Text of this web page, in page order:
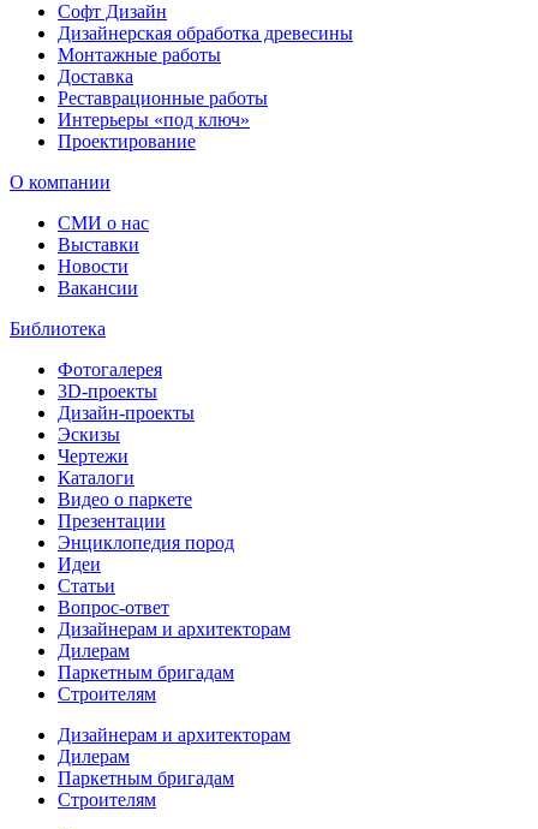
Софт Дизайн
Дизайнерская обработка древесины
Монтажные работы
Доставка
Реставрационные работы
Интерьеры «под ключ»
Проектирование
О компании
СМИ о нас
Выставки
Новости
Вакансии
Библиотека
Фотогалерея
3D-проекты
Дизайн-проекты
Эскизы
Чертежи
Каталоги
Видео о паркете
Презентации
Энциклопедия пород
Идеи
Статьи
Вопрос-ответ
Дизайнерам и архитекторам
Дилерам
Паркетным бригадам
Строителям
Дизайнерам и архитекторам
Дилерам
Паркетным бригадам
Строителям